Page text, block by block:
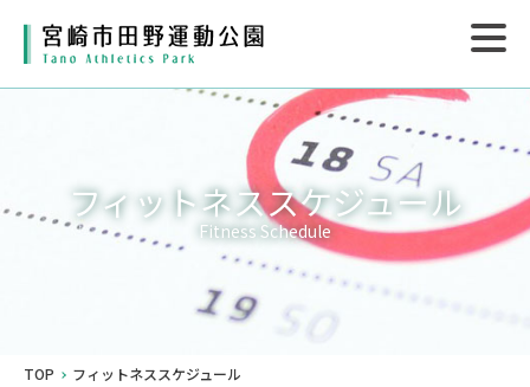
フィットネススケジュール
Fitness Schedule
TOP フィットネススケジュール